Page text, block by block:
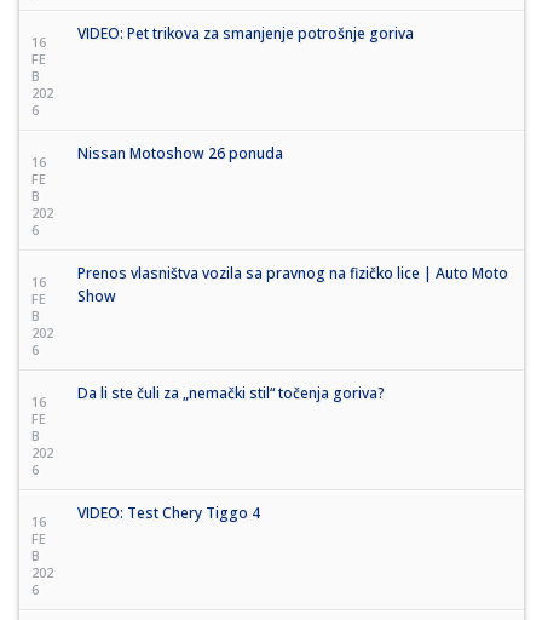
16
FE
B
202
6
VIDEO: Pet trikova za smanjenje potrošnje goriva
16
FE
B
202
6
Nissan Motoshow 26 ponuda
16
FE
B
202
6
Prenos vlasništva vozila sa pravnog na fizičko lice | Auto Moto
Show
16
FE
B
202
6
Da li ste čuli za „nemački stil“ točenja goriva?
16
FE
B
202
6
VIDEO: Test Chery Tiggo 4